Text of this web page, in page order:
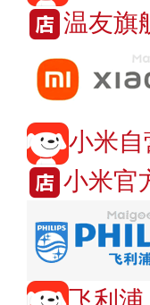
温友旗
小米自
小米官